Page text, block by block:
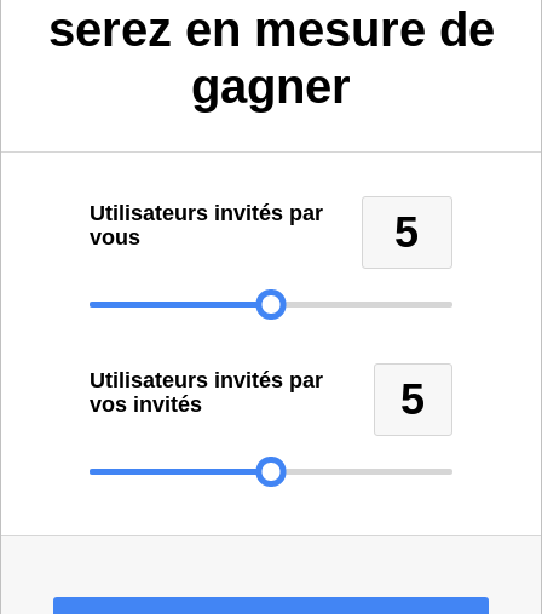
serez en mesure de
gagner
Utilisateurs invités par
vous
5
Utilisateurs invités par
vos invités
5